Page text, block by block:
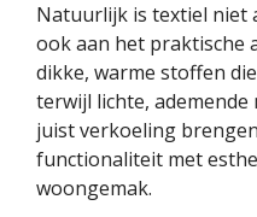
Natuurlijk is textiel niet
ook aan het praktische
dikke, warme stoffen
terwijl lichte,
juist verkoeling
functionaliteit met
woongemak.